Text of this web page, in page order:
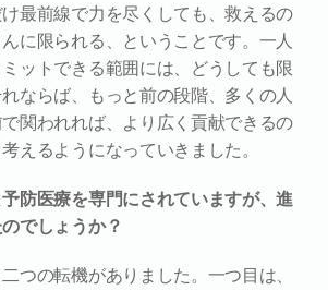
最前線で力を尽くしても、救えるの
に限られる、ということです。一人
ットできる範囲には、どうしても限
ならば、もっと前の段階、多くの人
関われれば、より広く貢献できるの
えるようになっていきました。
防医療を専門にされていますが、進
でしょうか？
つの転機がありました。一つ目は、